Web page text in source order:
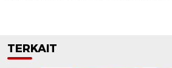
TERKAIT